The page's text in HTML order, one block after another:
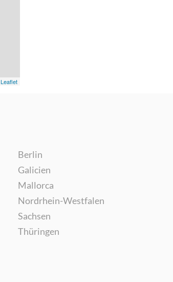
Leaflet
Berlin
Galicien
Mallorca
Nordrhein-Westfalen
Sachsen
Thüringen